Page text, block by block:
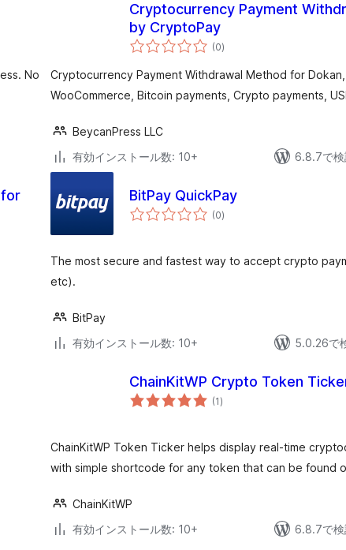
No
Cryptocurrency Payment
by CryptoPay
(0個
の
価
)
Cryptocurrency Payment Withdrawal Method for
WooCommerce, Bitcoin payments, Crypto payments,
BeycanPress LLC
有効インストール数: 10+
6.8.7で検
BitPay QuickPay
(0個
の)
The most secure and fastest way to accept crypto
etc).
BitPay
有効インストール数: 10+
5.0.26で
ChainKitWP Crypto Token
(1個
の)
ChainKitWP Token Ticker helps display real-time
with simple shortcode for any token that can be found
ChainKitWP
有効インストール数: 10+
6.8.7で検